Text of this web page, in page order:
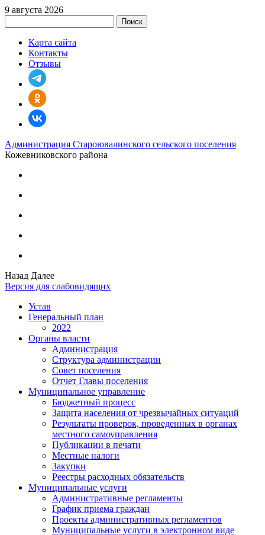
9 августа 2026
Поиск
Карта сайта
Контакты
Отзывы
Администрация Староювалинского сельского поселения
Кожевниковского района
Назад Далее
Версия для слабовидящих
Устав
Генеральный план
2022
Органы власти
Администрация
Структура администрации
Совет поселения
Отчет Главы поселения
Муниципальное управление
Бюджетный процесс
Защита населения от чрезвычайных ситуаций
Результаты проверок, проведенных в органах
местного самоуправления
Публикации в печати
Местные налоги
Закупки
Реестры расходных обязательств
Муниципальные услуги
Административные регламенты
График приема граждан
Проекты административных регламентов
Муниципальные услуги в электронном виде